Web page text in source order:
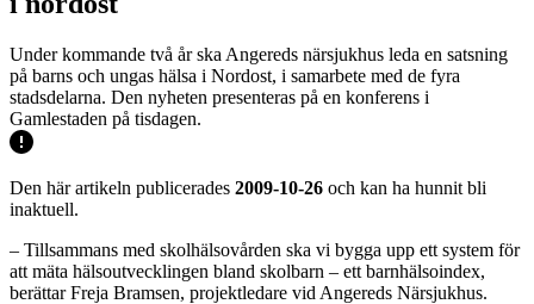
Under kommande två år ska Angereds närsjukhus leda en satsning
på barns och ungas hälsa i Nordost, i samarbete med de fyra
stadsdelarna. Den nyheten presenteras på en konferens i
Gamlestaden på tisdagen.
Den här artikeln publicerades 2009-10-26 och kan ha hunnit bli
inaktuell.
– Tillsammans med skolhälsovården ska vi bygga upp ett system för
att mäta hälsoutvecklingen bland skolbarn – ett barnhälsoindex,
berättar Freja Bramsen, projektledare vid Angereds Närsjukhus.